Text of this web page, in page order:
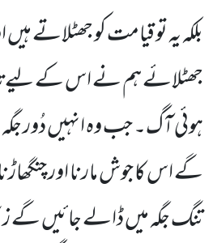
بلکہ یہ تو قیامت کو جھٹلاتے
جھٹلائے ہم نے اس کے لیے
ہوئی آگ۔ جب وہ انہیں دُور
گے اس کا جوش مارنا اور
تنگ جگہ میں ڈالے جائیں